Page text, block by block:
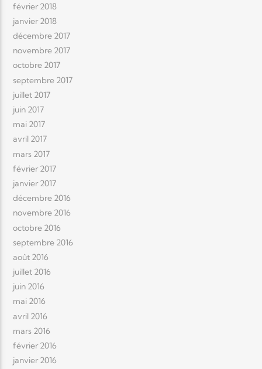
février 2018
janvier 2018
décembre 2017
novembre 2017
octobre 2017
septembre 2017
juillet 2017
juin 2017
mai 2017
avril 2017
mars 2017
février 2017
janvier 2017
décembre 2016
novembre 2016
octobre 2016
septembre 2016
août 2016
juillet 2016
juin 2016
mai 2016
avril 2016
mars 2016
février 2016
janvier 2016